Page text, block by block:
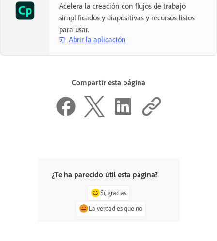
Acelera la creación con flujos de trabajo
simplificados y diapositivas y recursos listos
para usar.
Abrir la aplicación
Compartir esta página
¿Te ha parecido útil esta página?
Sí, gracias
La verdad es que no